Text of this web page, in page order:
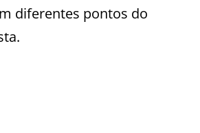
diferentes pontos do